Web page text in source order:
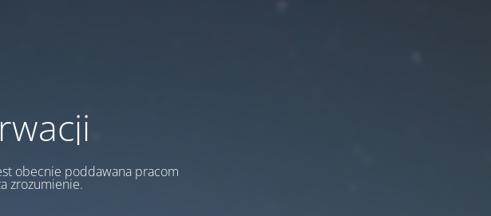
obecnie poddawana pracom
zrozumienie.